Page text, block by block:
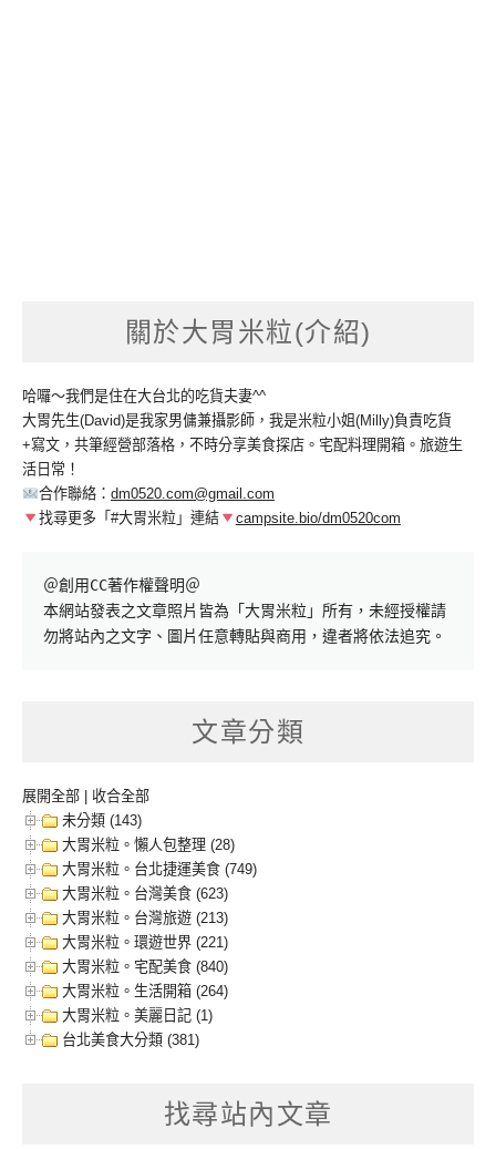
關於大胃米粒(介紹)
哈囉～我們是住在大台北的吃貨夫妻^^
大胃先生(David)是我家男傭兼攝影師，我是米粒小姐(Milly)負責吃貨
+寫文，共筆經營部落格，不時分享美食探店。宅配料理開箱。旅遊生
活日常！
合作聯絡： dm0520.com@gmail.com
找尋更多「#大胃米粒」連結
campsite.bio/dm0520com
＠創用CC著作權聲明＠
本網站發表之文章照片皆為「大胃米粒」所有，未經授權請
勿將站內之文字、圖片任意轉貼與商用，違者將依法追究。
文章分類
展開全部
收合全部
未分類 (143)
大胃米粒。懶人包整理 (28)
大胃米粒。台北捷運美食 (749)
大胃米粒。台灣美食 (623)
大胃米粒。台灣旅遊 (213)
大胃米粒。環遊世界 (221)
大胃米粒。宅配美食 (840)
大胃米粒。生活開箱 (264)
大胃米粒。美麗日記 (1)
台北美食大分類 (381)
找尋站內文章